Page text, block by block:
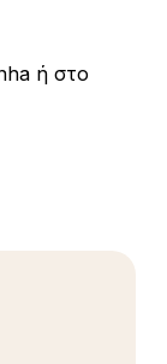
ή στο